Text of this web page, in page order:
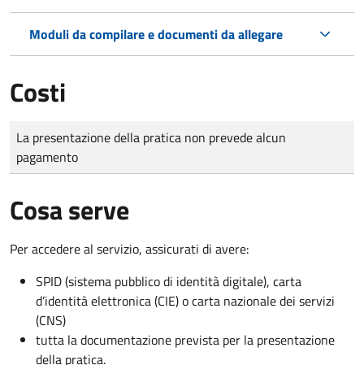
Moduli da compilare e documenti da allegare
Costi
Tipo di pagamento
Importo
La presentazione della pratica non prevede alcun
pagamento
Cosa serve
Per accedere al servizio, assicurati di avere:
SPID (sistema pubblico di identità digitale), carta
d’identità elettronica (CIE) o carta nazionale dei servizi
(CNS)
tutta la documentazione prevista per la presentazione
della pratica.